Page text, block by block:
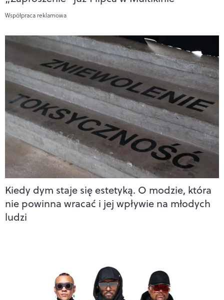
Współpraca reklamowa
Kiedy dym staje się estetyką. O modzie, która
nie powinna wracać i jej wpływie na młodych
ludzi